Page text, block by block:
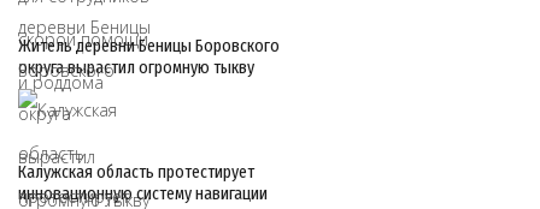
Житель деревни Беницы Боровского
округа вырастил огромную тыкву
Калужская область протестирует
инновационную систему навигации